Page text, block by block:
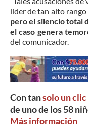
líder de tan alto
pero el silencio total
el caso genera
del comunicador.
Con tansolo un clic
de uno de los 58
Más información